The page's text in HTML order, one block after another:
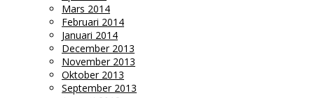
Mars 2014
Februari 2014
Januari 2014
December 2013
November 2013
Oktober 2013
September 2013